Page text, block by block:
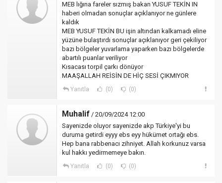
MEB lığına fareler sızmış bakan YUSUF TEKİN IN
haberi olmadan sonuçlar açıklanıyor ne günlere
kaldık
MEB YUSUF TEKİN BU işin altından kalkamadı eline
yüzüne bulaştırdı sonuçlar açıklanıyor geri çekiliyor
bazı bölgeler yuvarlama yaparken bazı bölgelerde
abartılı puanlar veriliyor
Kısacası torpil çarkı dönüyor
MAAŞALLAH REİSİN DE HİÇ SESİ ÇIKMIYOR
Yanıtla (0) (0)
Muhalif / 20/09/2024 12:00
Sayenizde oluyor sayenizde akp Türkiye'yi bu
duruma getirdi eyyy ebs eyy hükümet ortağı ebs.
Hep bana rabbenacı zihniyet. Allah korkunuz varsa
kul hakkı yedirmemeye bakın.
Yanıtla (0) (0)